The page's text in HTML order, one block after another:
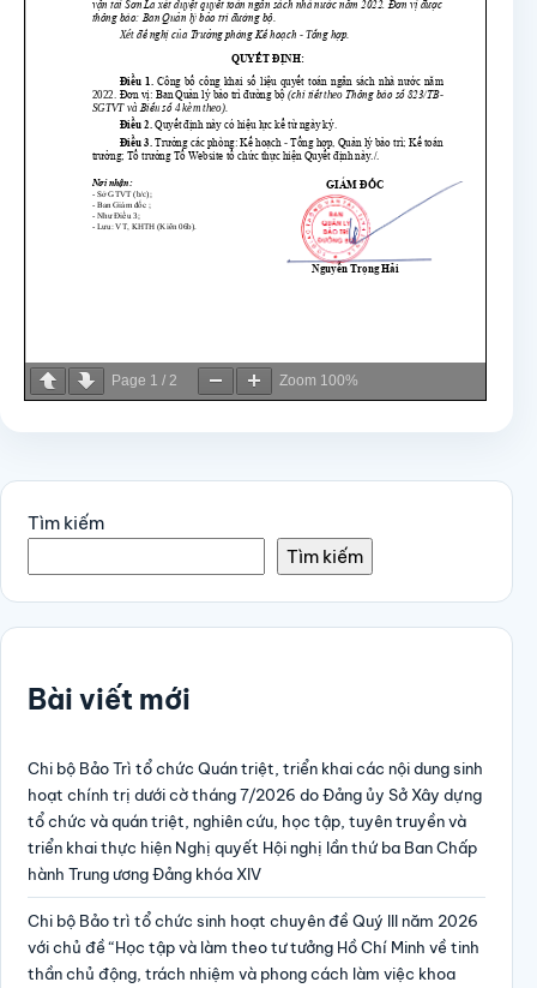
Page 1 / 2 Zoom 100%
Tìm kiếm
Tìm kiếm
Bài viết mới
Chi bộ Bảo Trì tổ chức Quán triệt, triển khai các nội dung sinh
hoạt chính trị dưới cờ tháng 7/2026 do Đảng ủy Sở Xây dựng
tổ chức và quán triệt, nghiên cứu, học tập, tuyên truyền và
triển khai thực hiện Nghị quyết Hội nghị lần thứ ba Ban Chấp
hành Trung ương Đảng khóa XIV
Chi bộ Bảo trì tổ chức sinh hoạt chuyên đề Quý III năm 2026
với chủ đề “Học tập và làm theo tư tưởng Hồ Chí Minh về tinh
thần chủ động, trách nhiệm và phong cách làm việc khoa